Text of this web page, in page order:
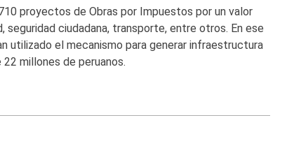
proyectos de Obras por Impuestos por un valor
ciudadana, transporte, entre otros. En ese
utilizado el mecanismo para generar infraestructura
millones de peruanos.